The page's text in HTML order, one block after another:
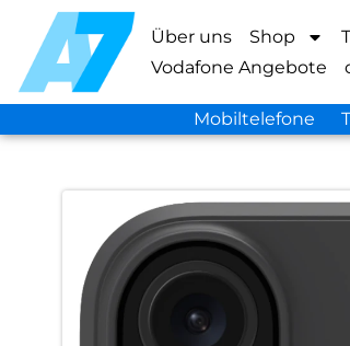
Über uns Shop
Vodafone Angebote
Mobiltelefone